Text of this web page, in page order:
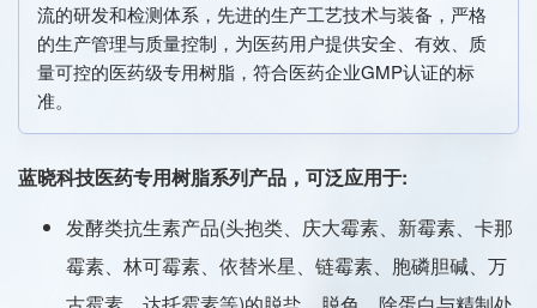
流的研发和检测体系，先进的生产工艺技术与装备，严格
的生产管理与质量控制，为医药用户提供安全、有效、质
量可控的医药级专用树脂，符合医药企业GMP认证的标
准。
蓝晓科技医药专用树脂系列产品，可泛应用于:
发酵类抗生素产品(头抱类、庆大霉素、新霉素、卡那
霉素、林可霉素、依替米星、链霉素、胞磷胆碱、万